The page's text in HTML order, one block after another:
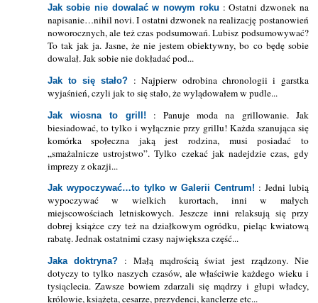
Jak sobie nie dowalać w nowym roku : Ostatni dzwonek na
napisanie…nihil novi. I ostatni dzwonek na realizację postanowień
noworocznych, ale też czas podsumowań. Lubisz podsumowywać?
To tak jak ja. Jasne, że nie jestem obiektywny, bo co będę sobie
dowalał. Jak sobie nie dokładać pod...
Jak to się stało? : Najpierw odrobina chronologii i garstka
wyjaśnień, czyli jak to się stało, że wylądowałem w pudle...
Jak wiosna to grill!
: Panuje moda na grillowanie. Jak
biesiadować, to tylko i wyłącznie przy grillu! Każda szanująca się
komórka społeczna jaką jest rodzina, musi posiadać to
„smażalnicze ustrojstwo”. Tylko czekać jak nadejdzie czas, gdy
imprezy z okazji...
Jak wypoczywać…to tylko w Galerii Centrum! : Jedni lubią
wypoczywać w wielkich kurortach, inni w małych
miejscowościach letniskowych. Jeszcze inni relaksują się przy
dobrej książce czy też na działkowym ogródku, pieląc kwiatową
rabatę. Jednak ostatnimi czasy największa część...
Jaka doktryna?
: Małą mądrością świat jest rządzony. Nie
dotyczy to tylko naszych czasów, ale właściwie każdego wieku i
tysiąclecia. Zawsze bowiem zdarzali się mądrzy i głupi władcy,
królowie, książęta, cesarze, prezydenci, kanclerze etc...